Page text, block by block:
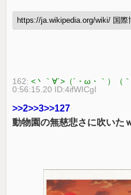
https://ja.wikipedia.org/wiki/ 国際
162:<丶｀∀´>（´・ω・｀）（
0:56:15.20 ID:4ifWICgI
>>2>>3>>127
動物園の無慈悲さに吹いた